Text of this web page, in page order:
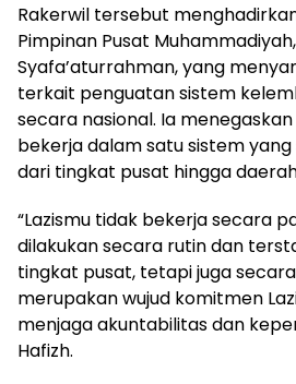
Rakerwil tersebut
Pimpinan Pusat
Syafa’aturrahman, yang
terkait penguatan sistem
secara nasional. Ia
bekerja dalam satu sistem
dari tingkat pusat hingga
“Lazismu tidak bekerja secara
dilakukan secara rutin dan
tingkat pusat, tetapi juga
merupakan wujud komitmen
menjaga akuntabilitas dan
Hafizh.